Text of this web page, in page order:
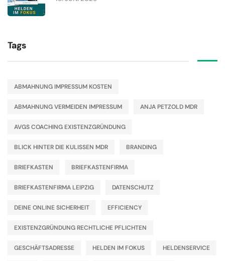
Tags
ABMAHNUNG IMPRESSUM KOSTEN
ABMAHNUNG VERMEIDEN IMPRESSUM ANJA PETZOLD MDR
AVGS COACHING EXISTENZGRÜNDUNG
BLICK HINTER DIE KULISSEN MDR BRANDING
BRIEFKASTEN BRIEFKASTENFIRMA
BRIEFKASTENFIRMA LEIPZIG DATENSCHUTZ
DEINE ONLINE SICHERHEIT EFFICIENCY
EXISTENZGRÜNDUNG RECHTLICHE PFLICHTEN
GESCHÄFTSADRESSE HELDEN IM FOKUS HELDENSERVICE